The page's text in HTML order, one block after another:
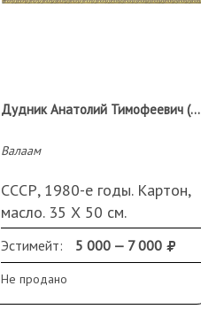
Дудник Анатолий Тимофеевич (1944 г.р.)
Валаам
СССР, 1980-е годы. Картон,
масло. 35 Х 50 см.
Современная рама.
Эстимейт: 5 000 — 7 000
Не продано